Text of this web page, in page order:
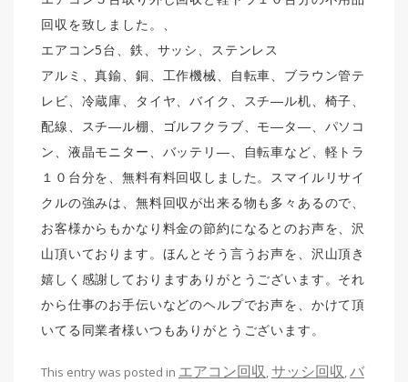
回収を致しました。、
エアコン5台、鉄、サッシ、ステンレス
アルミ、真鍮、銅、工作機械、自転車、ブラウン管テ
レビ、冷蔵庫、タイヤ、バイク、スチ―ル机、椅子、
配線、スチ―ル棚、ゴルフクラブ、モ―タ―、パソコ
ン、液晶モニター、バッテリ―、自転車など、軽トラ
１０台分を、無料有料回収しました。スマイルリサイ
クルの強みは、無料回収が出来る物も多々あるので、
お客様からもかなり料金の節約になるとのお声を、沢
山頂いております。ほんとそう言うお声を、沢山頂き
嬉しく感謝しておりますありがとうございます。それ
から仕事のお手伝いなどのヘルプでお声を、かけて頂
いてる同業者様いつもありがとうございます。
This entry was posted in エアコン回収,サッシ回収,バ